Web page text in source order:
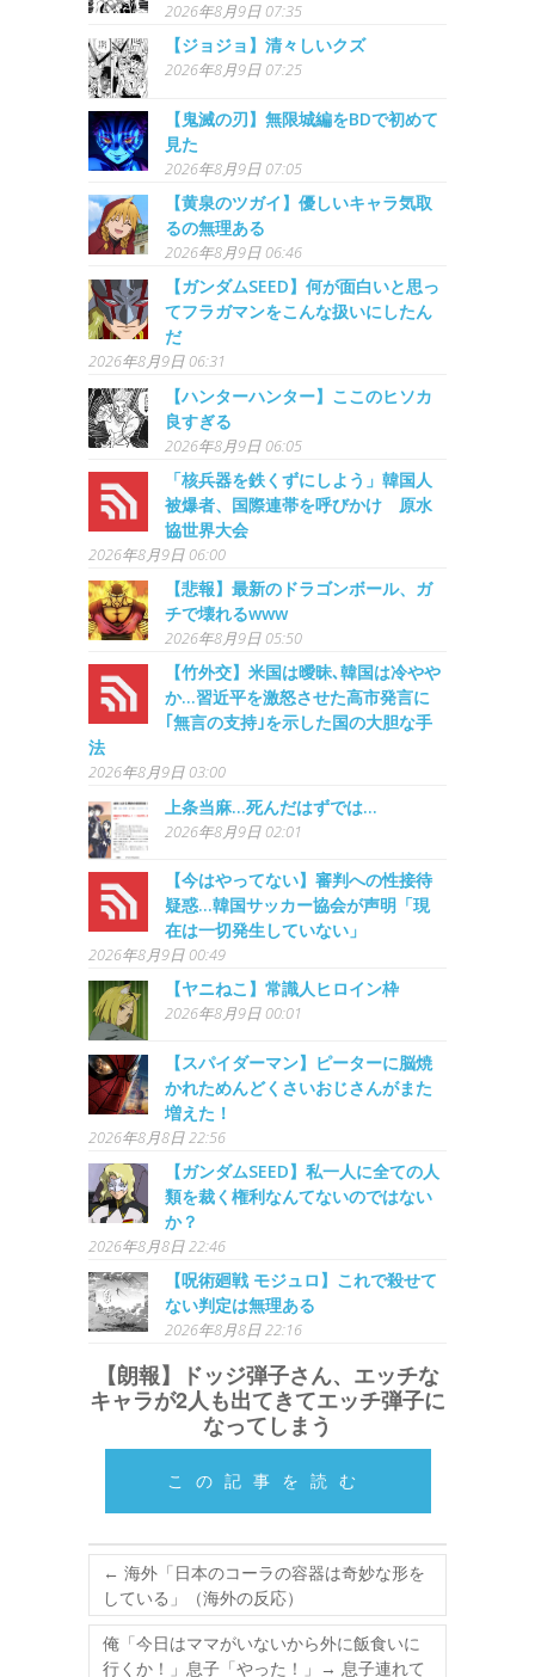
2026年8月9日 07:35
【ジョジョ】清々しいクズ
2026年8月9日 07:25
【鬼滅の刃】無限城編をBDで初めて
見た
2026年8月9日 07:05
【黄泉のツガイ】優しいキャラ気取
るの無理ある
2026年8月9日 06:46
【ガンダムSEED】何が面白いと思っ
てフラガマンをこんな扱いにしたん
だ
2026年8月9日 06:31
【ハンターハンター】ここのヒソカ
良すぎる
2026年8月9日 06:05
「核兵器を鉄くずにしよう」韓国人
被爆者、国際連帯を呼びかけ 原水
協世界大会
2026年8月9日 06:00
【悲報】最新のドラゴンボール、ガ
チで壊れるwww
2026年8月9日 05:50
【竹外交】米国は曖昧､韓国は冷やや
か…習近平を激怒させた高市発言に
｢無言の支持｣を示した国の大胆な手
法
2026年8月9日 03:00
上条当麻…死んだはずでは…
2026年8月9日 02:01
【今はやってない】審判への性接待
疑惑…韓国サッカー協会が声明「現
在は一切発生していない」
2026年8月9日 00:49
【ヤニねこ】常識人ヒロイン枠
2026年8月9日 00:01
【スパイダーマン】ピーターに脳焼
かれためんどくさいおじさんがまた
増えた！
2026年8月8日 22:56
【ガンダムSEED】私一人に全ての人
類を裁く権利なんてないのではない
か？
2026年8月8日 22:46
【呪術廻戦 モジュロ】これで殺せて
ない判定は無理ある
2026年8月8日 22:16
【朗報】ドッジ弾子さん、エッチな
キャラが2人も出てきてエッチ弾子に
なってしまう
この記事を読む
← 海外「日本のコーラの容器は奇妙な形を
している」（海外の反応）
俺「今日はママがいないから外に飯食いに
行くか！」息子「やった！」→ 息子連れて